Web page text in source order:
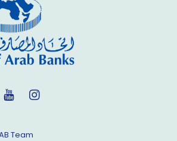
Twitter YouTube
Team